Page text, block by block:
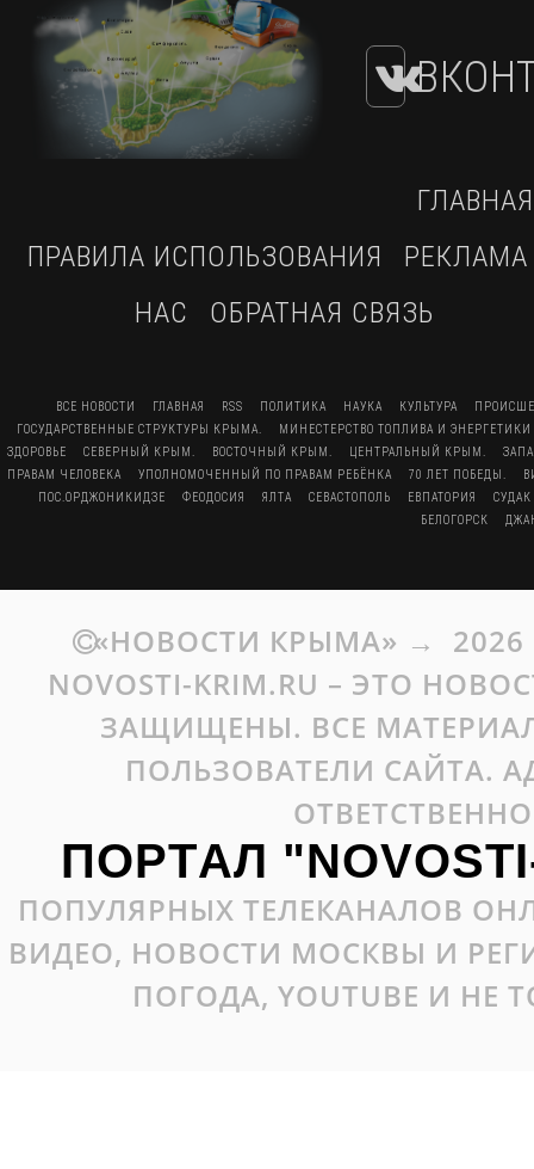
ГЛАВНАЯ
ПРАВИЛА ИСПОЛЬЗОВАНИЯ
РЕКЛАМА
НАС
ОБРАТНАЯ СВЯЗЬ
ВСЕ НОВОСТИ ГЛАВНАЯ RSS ПОЛИТИКА НАУКА КУЛЬТУРА
ГОСУДАРСТВЕННЫЕ СТРУКТУРЫ КРЫМА.
МИНЕСТЕРСТВО ТОПЛИВА И
ЗДОРОВЬЕ
СЕВЕРНЫЙ КРЫМ. ВОСТОЧНЫЙ КРЫМ. ЦЕНТРАЛЬНЫЙ КРЫМ.
ПРАВАМ ЧЕЛОВЕКА
УПОЛНОМОЧЕННЫЙ ПО ПРАВАМ РЕБЁНКА 70 ЛЕТ ПОБЕДЫ.
ПОС.ОРДЖОНИКИДЗЕ
ФЕОДОСИЯ ЯЛТА СЕВАСТОПОЛЬ ЕВПАТОРИЯ
СУДАК
БЕЛОГОРСК
«НОВОСТИ КРЫМА» → 2026
NOVOSTI-KRIM.RU – ЭТО
ЗАЩИЩЕНЫ. ВСЕ
ПОЛЬЗОВАТЕЛИ САЙТА.
ПОРТАЛ
ПОПУЛЯРНЫХ ТЕЛЕКАНАЛОВ
ВИДЕО, НОВОСТИ МОСКВЫ И
ПОГОДА, YOUTUBE И